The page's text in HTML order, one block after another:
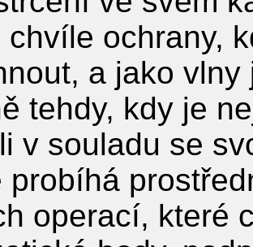
chvíle ochrany,
a jako
tehdy, kdy je
v souladu se
probíhá
operací, které